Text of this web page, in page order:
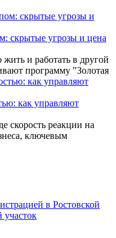
скрытые угрозы и цена
и работать в другой
программу "Золотая
как управляют
скорость реакции на
ключевым
в Ростовской
участок